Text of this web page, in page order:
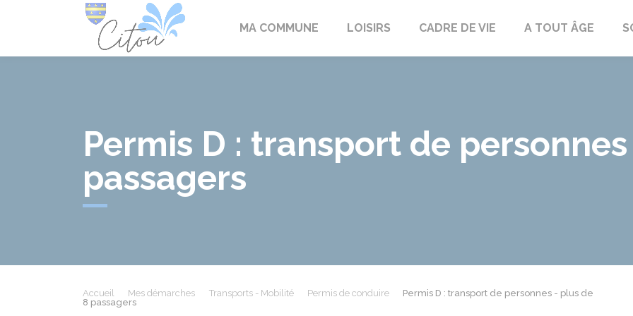
MA COMMUNE LOISIRS CADRE DE VIE A TOUT ÂGE
Permis D : transport de
passagers
Accueil Mes démarches Transports - Mobilité Permis de conduire
Permis D : transport de personnes - plus de
8 passagers